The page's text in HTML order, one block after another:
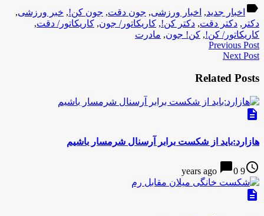
label اخبار جدید, اخبار ورزشی, جون دقت, جون کن!, خبر ورزشی,
دکتر , دکتر دقت, دکتر کن!, کاریکاتور/ جون, کاریکاتور/ دقت,
کاریکاتور/ کن!, کن! جون, مادرت
Previous Post
Next Post
Related Posts
description
هازارد:باید از شکست برابر آرسنال شرمسار باشیم
access_time
9 years ago
chat_bubble0
description